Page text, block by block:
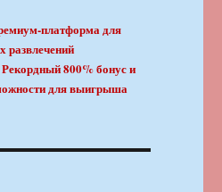
платформа для
развлечений
800% бонус и
для выигрыша